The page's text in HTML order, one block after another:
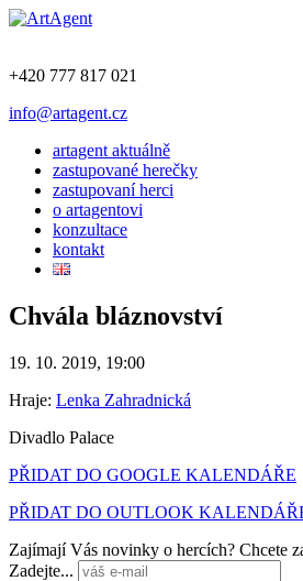
+420 777 817 021
info@artagent.cz
artagent aktuálně
zastupované herečky
zastupovaní herci
o artagentovi
konzultace
kontakt
Chvála bláznovství
19. 10. 2019, 19:00
Hraje: Lenka Zahradnická
Divadlo Palace
PŘIDAT DO GOOGLE KALENDÁŘE
PŘIDAT DO OUTLOOK
Zajímají Vás novinky o hercích? Chcete
Zadejte...